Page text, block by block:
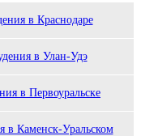
в Краснодаре
в Улан-Удэ
в Первоуральске
в Каменск-Уральском